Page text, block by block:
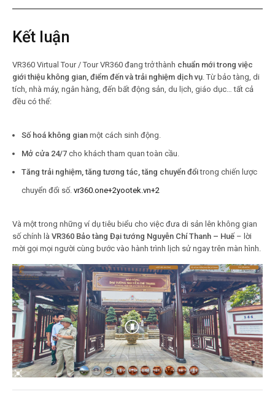
Kết luận
VR360 Virtual Tour / Tour VR360 đang trở thành chuẩn mới trong việc
giới thiệu không gian, điểm đến và trải nghiệm dịch vụ . Từ bảo tàng, di
tích, nhà máy, ngân hàng, đến bất động sản, du lịch, giáo dục… tất cả
đều có thể:
Số hoá không gian một cách sinh động.
Mở cửa 24/7 cho khách tham quan toàn cầu.
Tăng trải nghiệm, tăng tương tác, tăng chuyển đổitrong chiến lược
chuyển đổi số. vr360.one+2yootek.vn+2
Và một trong những ví dụ tiêu biểu cho việc đưa di sản lên không gian
số chính là VR360 Bảo tàng Đại tướng Nguyễn Chí Thanh – Huế – lời
mời gọi mọi người cùng bước vào hành trình lịch sử ngay trên màn hình.